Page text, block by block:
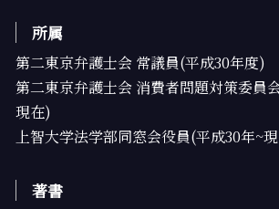
所属
第二東京弁護士会 常議員(平成30年度)
第二東京弁護士会 消費者問題対策委員
現在)
上智大学法学部同窓会役員(平成30年~
著書